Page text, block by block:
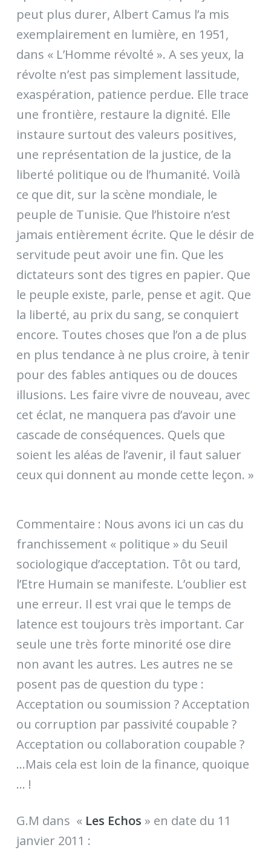
peut plus durer, Albert Camus l’a mis
exemplairement en lumière, en 1951,
dans « L’Homme révolté ». A ses yeux, la
révolte n’est pas simplement lassitude,
exaspération, patience perdue. Elle trace
une frontière, restaure la dignité. Elle
instaure surtout des valeurs positives,
une représentation de la justice, de la
liberté politique ou de l’humanité. Voilà
ce que dit, sur la scène mondiale, le
peuple de Tunisie. Que l’histoire n’est
jamais entièrement écrite. Que le désir de
servitude peut avoir une fin. Que les
dictateurs sont des tigres en papier. Que
le peuple existe, parle, pense et agit. Que
la liberté, au prix du sang, se conquiert
encore. Toutes choses que l’on a de plus
en plus tendance à ne plus croire, à tenir
pour des fables antiques ou de douces
illusions. Les faire vivre de nouveau, avec
cet éclat, ne manquera pas d’avoir une
cascade de conséquences. Quels que
soient les aléas de l’avenir, il faut saluer
ceux qui donnent au monde cette leçon. »
Commentaire : Nous avons ici un cas du
franchissement « politique » du Seuil
sociologique d’acceptation. Tôt ou tard,
l’Etre Humain se manifeste. L’oublier est
une erreur. Il est vrai que le temps de
latence est toujours très important. Car
seule une très forte minorité ose dire
non avant les autres. Les autres ne se
posent pas de question du type :
Acceptation ou soumission ? Acceptation
ou corruption par passivité coupable ?
Acceptation ou collaboration coupable ?
…Mais cela est loin de la finance, quoique
… !
G.M dans « Les Echos » en date du 11
janvier 2011 :